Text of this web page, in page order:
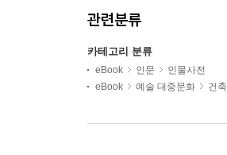
관련분류
카테고리 분류
eBook 인문
인물사전
eBook
예술 대중문화 건축